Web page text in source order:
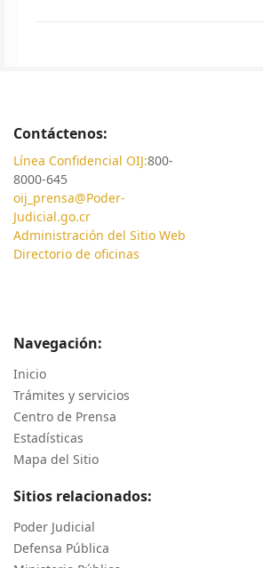
Contáctenos:
Línea Confidencial OIJ:800-
8000-645
oij_prensa@Poder-
Judicial.go.cr
Administración del Sitio Web
Directorio de oficinas
Navegación:
Inicio
Trámites y servicios
Centro de Prensa
Estadísticas
Mapa del Sitio
Sitios relacionados:
Poder Judicial
Defensa Pública